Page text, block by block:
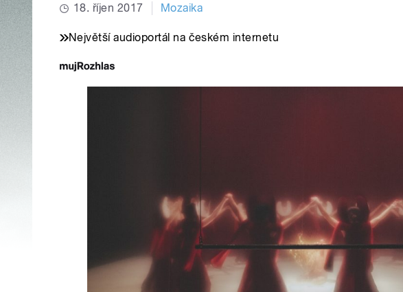
18. říjen 2017 Mozaika
Největší audioportál na českém internetu